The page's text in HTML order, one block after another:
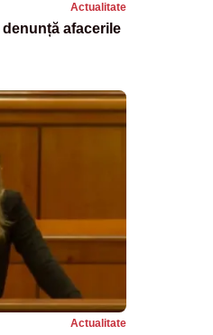
Actualitate
afacerile
Actualitate